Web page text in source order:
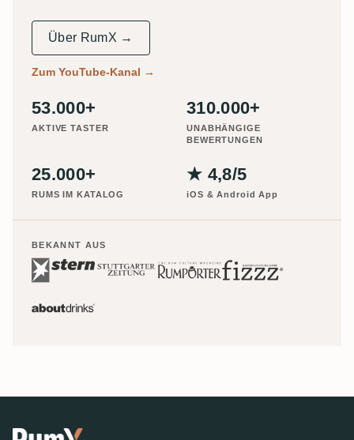
Über RumX →
Zum YouTube-Kanal →
53.000+
AKTIVE TASTER
310.000+
UNABHÄNGIGE
BEWERTUNGEN
25.000+
RUMS IM KATALOG
★ 4,8/5
iOS & Android App
BEKANNT AUS